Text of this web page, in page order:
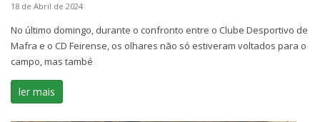
18 de Abril de 2024
No último domingo, durante o confronto entre o Clube Desportivo de
Mafra e o CD Feirense, os olhares não só estiveram voltados para o
campo, mas també
ler mais